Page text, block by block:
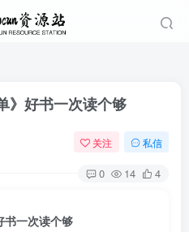
》好书一次读个够
关注 私信
0 14 4
书一次读个够